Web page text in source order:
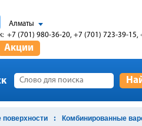
Алматы
+7 (701) 980-36-20, +7 (701) 723-39-
Акции
Комбинированные